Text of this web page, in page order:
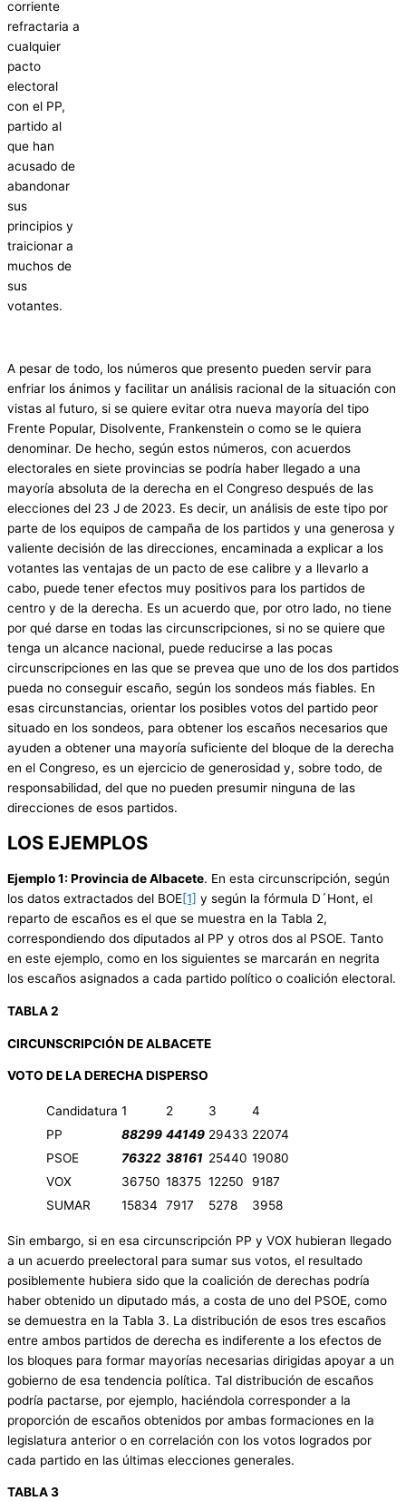
corriente
refractaria a
cualquier
pacto
electoral
con el PP,
partido al
que han
acusado de
abandonar
sus
principios y
traicionar a
muchos de
sus
votantes.
A pesar de todo, los números que presento pueden servir para
enfriar los ánimos y facilitar un análisis racional de la situación con
vistas al futuro, si se quiere evitar otra nueva mayoría del tipo
Frente Popular, Disolvente, Frankenstein o como se le quiera
denominar. De hecho, según estos números, con acuerdos
electorales en siete provincias se podría haber llegado a una
mayoría absoluta de la derecha en el Congreso después de las
elecciones del 23 J de 2023. Es decir, un análisis de este tipo por
parte de los equipos de campaña de los partidos y una generosa y
valiente decisión de las direcciones, encaminada a explicar a los
votantes las ventajas de un pacto de ese calibre y a llevarlo a
cabo, puede tener efectos muy positivos para los partidos de
centro y de la derecha. Es un acuerdo que, por otro lado, no tiene
por qué darse en todas las circunscripciones, si no se quiere que
tenga un alcance nacional, puede reducirse a las pocas
circunscripciones en las que se prevea que uno de los dos partidos
pueda no conseguir escaño, según los sondeos más fiables. En
esas circunstancias, orientar los posibles votos del partido peor
situado en los sondeos, para obtener los escaños necesarios que
ayuden a obtener una mayoría suficiente del bloque de la derecha
en el Congreso, es un ejercicio de generosidad y, sobre todo, de
responsabilidad, del que no pueden presumir ninguna de las
direcciones de esos partidos.
LOS EJEMPLOS
Ejemplo 1: Provincia de Albacete. En esta circunscripción, según
los datos extractados del BOE[1] y según la fórmula D´Hont, el
reparto de escaños es el que se muestra en la Tabla 2,
correspondiendo dos diputados al PP y otros dos al PSOE. Tanto
en este ejemplo, como en los siguientes se marcarán en negrita
los escaños asignados a cada partido político o coalición electoral.
TABLA 2
CIRCUNSCRIPCIÓN DE ALBACETE
VOTO DE LA DERECHA DISPERSO
Candidatura 1 2 3
4
PP
88299 44149 29433 22074
PSOE
76322 38161 25440 19080
VOX
36750 18375 12250
9187
SUMAR
15834 7917 5278 3958
Sin embargo, si en esa circunscripción PP y VOX hubieran llegado
a un acuerdo preelectoral para sumar sus votos, el resultado
posiblemente hubiera sido que la coalición de derechas podría
haber obtenido un diputado más, a costa de uno del PSOE, como
se demuestra en la Tabla 3. La distribución de esos tres escaños
entre ambos partidos de derecha es indiferente a los efectos de
los bloques para formar mayorías necesarias dirigidas apoyar a un
gobierno de esa tendencia política. Tal distribución de escaños
podría pactarse, por ejemplo, haciéndola corresponder a la
proporción de escaños obtenidos por ambas formaciones en la
legislatura anterior o en correlación con los votos logrados por
cada partido en las últimas elecciones generales.
TABLA 3